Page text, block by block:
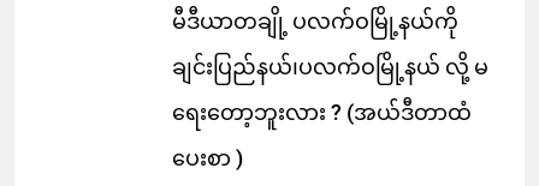
မီဒီယာတချို့ ပလက်ဝမြို့နယ်ကို
ချင်းပြည်နယ်၊ပလက်ဝမြို့နယ် လို့ မ
ရေးတော့ဘူးလား ? (အယ်ဒီတာထံ
ပေးစာ )